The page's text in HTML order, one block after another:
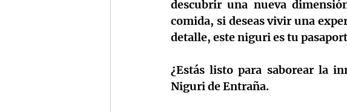
descubrir una nueva
comida, si deseas vivir una
detalle, este niguri es tu
¿Estás listo para saborear la
Niguri de Entraña.